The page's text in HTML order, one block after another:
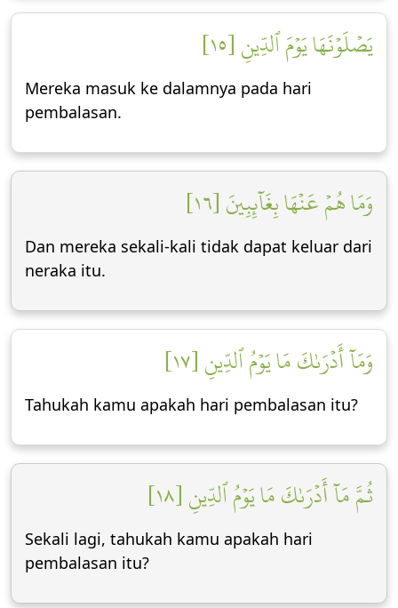
يَصۡلَوۡنَهَا يَوۡمَ ٱلدِّينِ [١٥]
Mereka masuk ke dalamnya pada hari
pembalasan.
وَمَا هُمۡ عَنۡهَا بِغَآئِبِينَ [١٦]
Dan mereka sekali-kali tidak dapat keluar dari
neraka itu.
وَمَآ أَدۡرَىٰكَ مَا يَوۡمُ ٱلدِّينِ [١٧]
Tahukah kamu apakah hari pembalasan itu?
ثُمَّ مَآ أَدۡرَىٰكَ مَا يَوۡمُ ٱلدِّينِ [١٨]
Sekali lagi, tahukah kamu apakah hari
pembalasan itu?